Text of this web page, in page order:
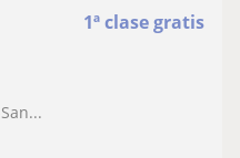
1ª clase gratis